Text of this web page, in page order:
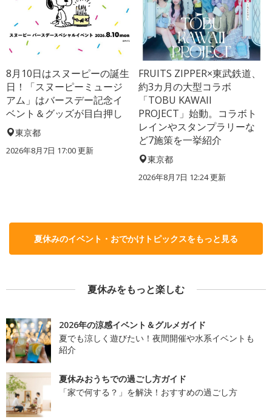
8月10日はスヌーピーの誕生
日！「スヌーピーミュージ
アム」はバースデー記念イ
ベント＆グッズが目白押し
東京都
2026年8月7日 17:00更新
FRUITS ZIPPER×東武鉄道、
約3カ月の大型コラボ
「TOBU KAWAII
PROJECT」始動。コラボト
レインやスタンプラリーな
ど7施策を一挙紹介
東京都
2026年8月7日 12:24更新
夏休みのイベント・おでかけトピックスをもっと見る
夏休みをもっと楽しむ
2026年の涼感イベント＆グルメガイド
夏でも涼しく遊びたい！夜間開催や水系イベントも
紹介
夏休みおうちでの過ごし方ガイド
「家で何する？」を解決！おすすめの過ごし方